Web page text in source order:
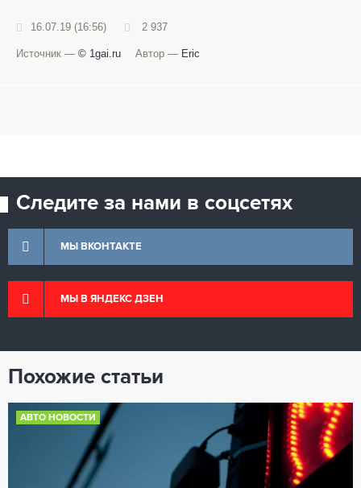
16.07.19 (16:56) 2 937
Источник — © 1gai.ru Автор — Eric
Следите за нами в соцсетях
МЫ ВКОНТАКТЕ
МЫ В ЯНДЕКС ДЗЕН
Похожие статьи
АВТО НОВОСТИ